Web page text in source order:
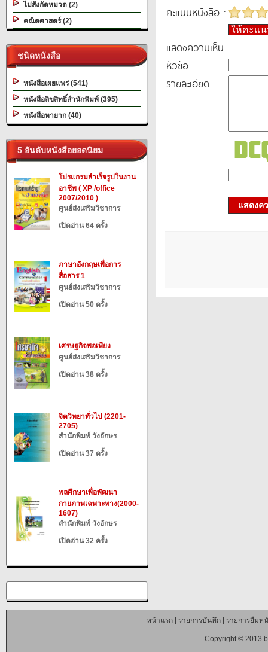
ไม่สังกัดหมวด (2)
คณิตศาสตร์ (2)
ชนิดหนังสือ
หนังสือเผยแพร่ (541)
หนังสือลิขสิทธิ์สำนักพิมพ์ (395)
หนังสือหายาก (40)
5 อันดับหนังสือยอดนิยม
โปรแกรมสำเร็จรูปในงาน
อาชีพ ( XP /office
2007/2010 )
ศูนย์ส่งเสริมวิชาการ
เปิดอ่าน 64 ครั้ง
ภาษาอังกฤษเพื่อการ
สื่อสาร 1
ศูนย์ส่งเสริมวิชาการ
เปิดอ่าน 50 ครั้ง
เศรษฐกิจพอเพียง
ศูนย์ส่งเสริมวิชาการ
เปิดอ่าน 38 ครั้ง
จิตวิทยาทั่วไป (2201-
2705)
สำนักพิมพ์ วังอักษร
เปิดอ่าน 37 ครั้ง
พลศึกษาเพื่อพัฒนา
กายภาพเฉพาะทาง(2000-
1607)
สำนักพิมพ์ วังอักษร
เปิดอ่าน 32 ครั้ง
คะแนนหนังสือ :
ให้คะแ
แสดงความเห็น
หัวข้อ
รายละเอียด
แสดงค
หน้าแรก| รายการบันทึก| รายการยืมห
Copyright © 2013